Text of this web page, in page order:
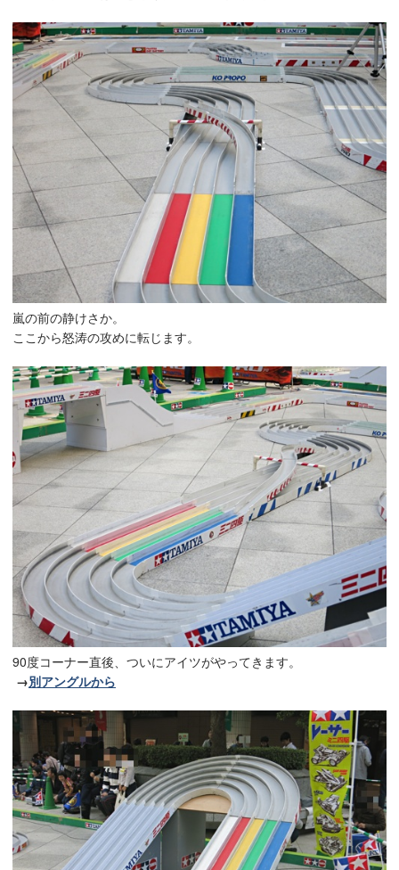
嵐の前の静けさか。
ここから怒涛の攻めに転じます。
90度コーナー直後、ついにアイツがやってきます。
→別アングルから